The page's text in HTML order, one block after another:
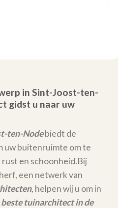
in Sint-Joost-ten-
gidst u naar uw
ten-Nodebiedt de
uw buitenruimte om te
en schoonheid.Bij
een netwerk van
, helpen wij u om in
beste tuinarchitect in de